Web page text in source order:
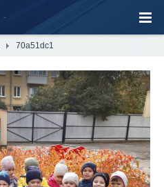
70a51dc1